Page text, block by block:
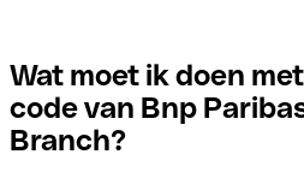
Wat moet ik doen
code van Bnp
Branch?